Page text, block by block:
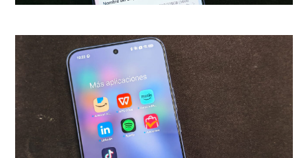
sienten que Hipo ya lo hizo todo
por ser hijo de su padre. Él
mismo hace ver que otros son
más adecuados para liderar que
él, especialmente Astrid. Su
camino es otro.